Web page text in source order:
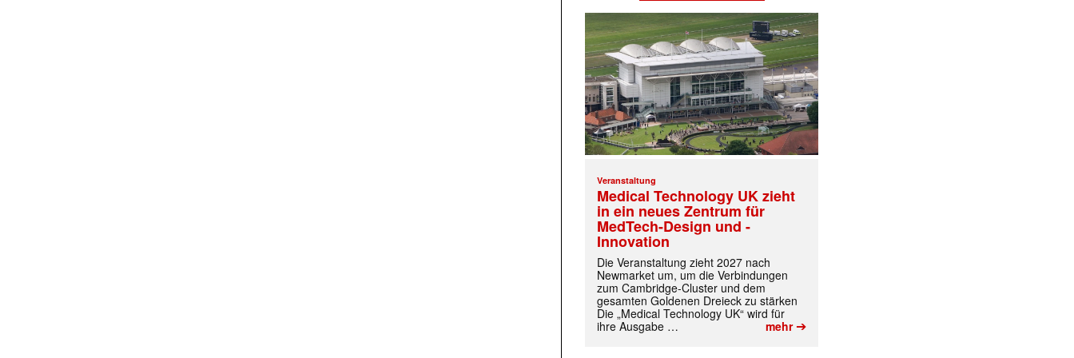
Veranstaltung
Medical Technology UK zieht
in ein neues Zentrum für
MedTech-Design und -
Innovation
Die Veranstaltung zieht 2027 nach
Newmarket um, um die Verbindungen
zum Cambridge-Cluster und dem
gesamten Goldenen Dreieck zu stärken
Die „Medical Technology UK“ wird für
ihre Ausgabe …
mehr➔